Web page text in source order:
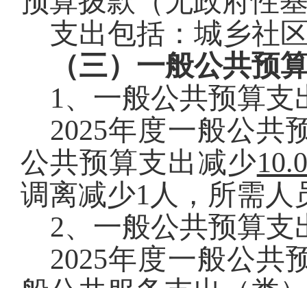
支出包括： 城乡社
（三）一般公共预
1、一般公共预算支
2025年度一般公共
公共预算支出减少
调离减少1 人，所需人
2、一般公共预算支
2025年度一般公共